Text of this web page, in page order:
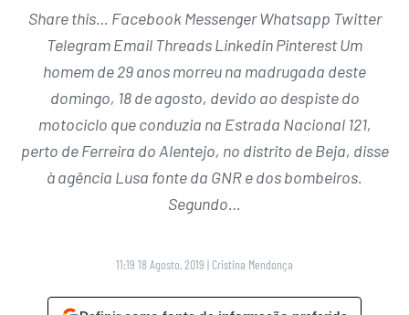
Share this… Facebook Messenger Whatsapp Twitter
Telegram Email Threads Linkedin Pinterest Um
homem de 29 anos morreu na madrugada deste
domingo, 18 de agosto, devido ao despiste do
motociclo que conduzia na Estrada Nacional 121,
perto de Ferreira do Alentejo, no distrito de Beja, disse
à agência Lusa fonte da GNR e dos bombeiros.
Segundo…
11:19 18 Agosto, 2019 | Cristina Mendonça